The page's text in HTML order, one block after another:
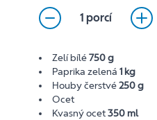
1 porcí
Zelí bílé750 g
Paprika zelená1 kg
Houby čerstvé250 g
Ocet
Kvasný ocet350 ml